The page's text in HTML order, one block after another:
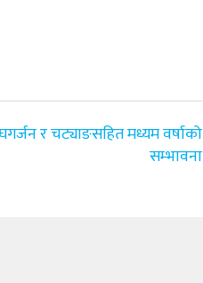
र चट्याङसहित मध्यम वर्षाको
सम्भावना